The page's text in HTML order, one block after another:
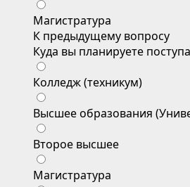
Магистратура
К предыдущему вопросу
Куда вы планируете
Колледж (техникум)
Высшее образования
Второе высшее
Магистратура